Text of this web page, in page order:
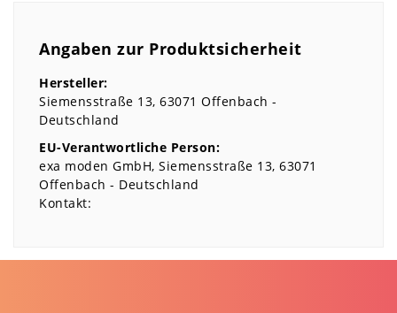
Angaben zur Produktsicherheit
Hersteller:
Siemensstraße 13 63071 Offenbach
Deutschland
EU-Verantwortliche Person:
exa moden GmbH Siemensstraße 13 63071
Offenbach
Deutschland
Kontakt: